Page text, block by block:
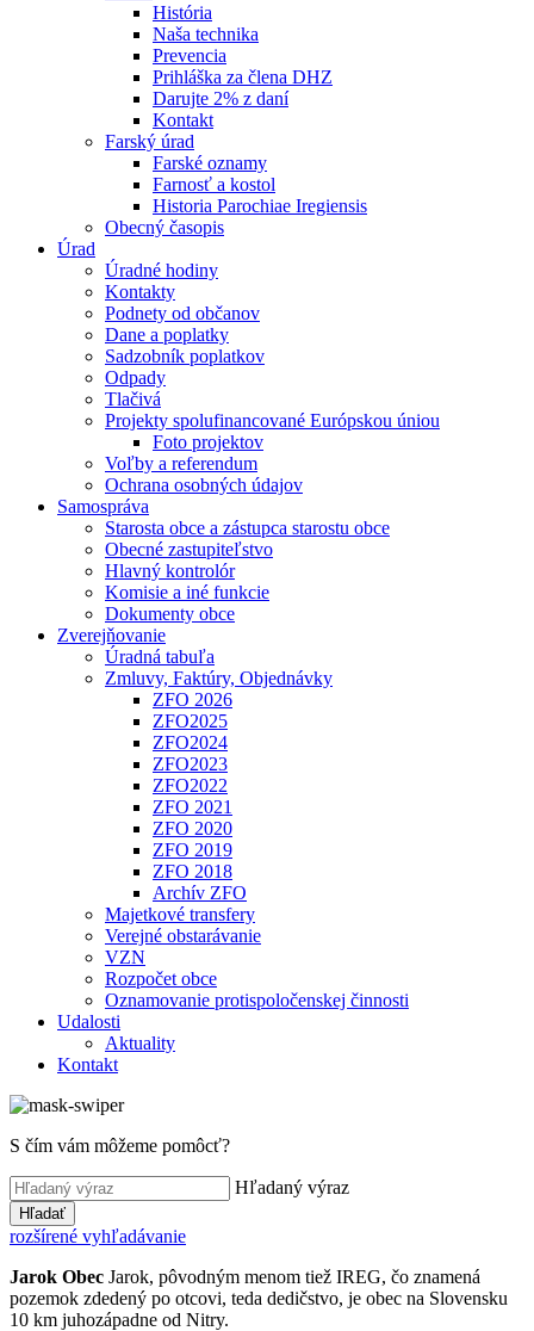
História
Naša technika
Prevencia
Prihláška za člena DHZ
Darujte 2% z daní
Kontakt
Farský úrad
Farské oznamy
Farnosť a kostol
Historia Parochiae Iregiensis
Obecný časopis
Úrad
Úradné hodiny
Kontakty
Podnety od občanov
Dane a poplatky
Sadzobník poplatkov
Odpady
Tlačivá
Projekty spolufinancované Európskou úniou
Foto projektov
Voľby a referendum
Ochrana osobných údajov
Samospráva
Starosta obce a zástupca starostu obce
Obecné zastupiteľstvo
Hlavný kontrolór
Komisie a iné funkcie
Dokumenty obce
Zverejňovanie
Úradná tabuľa
Zmluvy, Faktúry, Objednávky
ZFO 2026
ZFO2025
ZFO2024
ZFO2023
ZFO2022
ZFO 2021
ZFO 2020
ZFO 2019
ZFO 2018
Archív ZFO
Majetkové transfery
Verejné obstarávanie
VZN
Rozpočet obce
Oznamovanie protispoločenskej činnosti
Udalosti
Aktuality
Kontakt
S čím vám môžeme pomôcť?
Hľadaný výraz
Hľadať
rozšírené vyhľadávanie
Jarok Obec Jarok, pôvodným menom tiež IREG, čo znamená
pozemok zdedený po otcovi, teda dedičstvo, je obec na Slovensku
10 km juhozápadne od Nitry.